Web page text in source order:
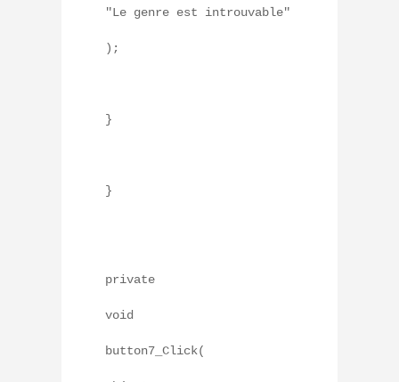
"Le genre est introuvable"
);
}
}
private
void
button7_Click(